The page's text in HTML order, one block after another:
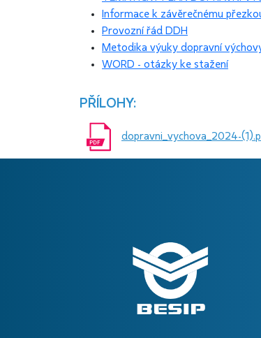
Informace k závěrečnému
Provozní řád DDH
Metodika výuky dopravní
WORD - otázky ke stažení
PŘÍLOHY:
dopravni_vychova_2024-